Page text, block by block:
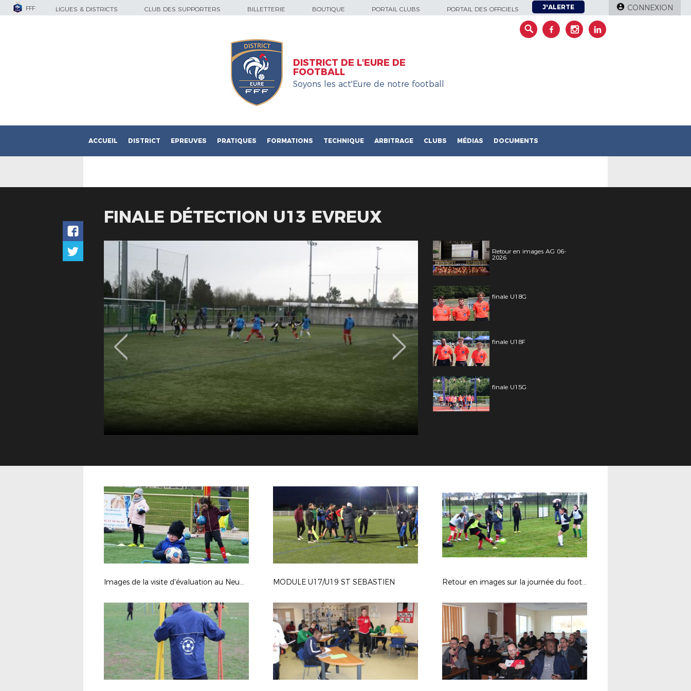
FFF LIGUES & DISTRICTS CLUB DES SUPPORTERS BILLETTERIE BOUTIQUE PORTAIL CLUBS PORTAIL DES OFFICIELS J'ALERTE CONNEXION
DISTRICT DE L'EURE DE
FOOTBALL
Soyons les act'Eure de notre football
ACCUEIL DISTRICT EPREUVES PRATIQUES FORMATIONS TECHNIQUE ARBITRAGE CLUBS MÉDIAS DOCUMENTS
FINALE DÉTECTION U13 EVREUX
Retour en images AG 06-
2026
finale U18G
finale U18F
finale U15G
Images de la visite d'évaluation au Neubourg MODULE U17/U19 ST SEBASTIEN Retour en images sur la journée du foot féminin